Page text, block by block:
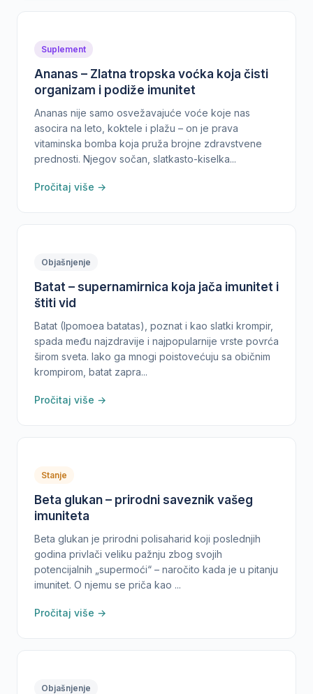
Suplement
Ananas – Zlatna tropska voćka koja čisti
organizam i podiže imunitet
Ananas nije samo osvežavajuće voće koje nas
asocira na leto, koktele i plažu – on je prava
vitaminska bomba koja pruža brojne zdravstvene
prednosti. Njegov sočan, slatkasto-kiselka...
Pročitaj više →
Objašnjenje
Batat – supernamirnica koja jača imunitet i
štiti vid
Batat (Ipomoea batatas), poznat i kao slatki krompir,
spada među najzdravije i najpopularnije vrste povrća
širom sveta. Iako ga mnogi poistovećuju sa običnim
krompirom, batat zapra...
Pročitaj više →
Stanje
Beta glukan – prirodni saveznik vašeg
imuniteta
Beta glukan je prirodni polisaharid koji poslednjih
godina privlači veliku pažnju zbog svojih
potencijalnih „supermoći“ – naročito kada je u pitanju
imunitet. O njemu se priča kao ...
Pročitaj više →
Objašnjenje